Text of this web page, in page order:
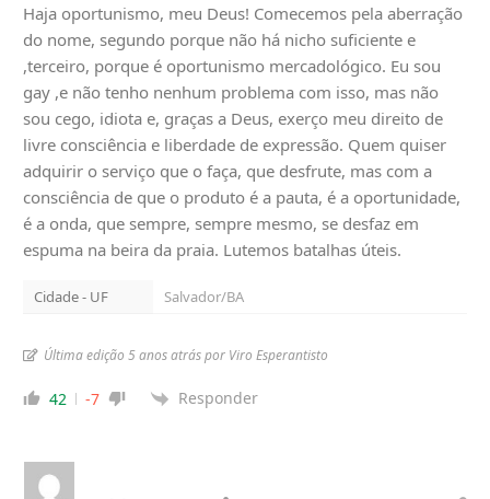
Haja oportunismo, meu Deus! Comecemos pela aberração
do nome, segundo porque não há nicho suficiente e
,terceiro, porque é oportunismo mercadológico. Eu sou
gay ,e não tenho nenhum problema com isso, mas não
sou cego, idiota e, graças a Deus, exerço meu direito de
livre consciência e liberdade de expressão. Quem quiser
adquirir o serviço que o faça, que desfrute, mas com a
consciência de que o produto é a pauta, é a oportunidade,
é a onda, que sempre, sempre mesmo, se desfaz em
espuma na beira da praia. Lutemos batalhas úteis.
Cidade - UF Salvador/BA
Última edição 5 anos atrás por Viro Esperantisto
42 -7 Responder